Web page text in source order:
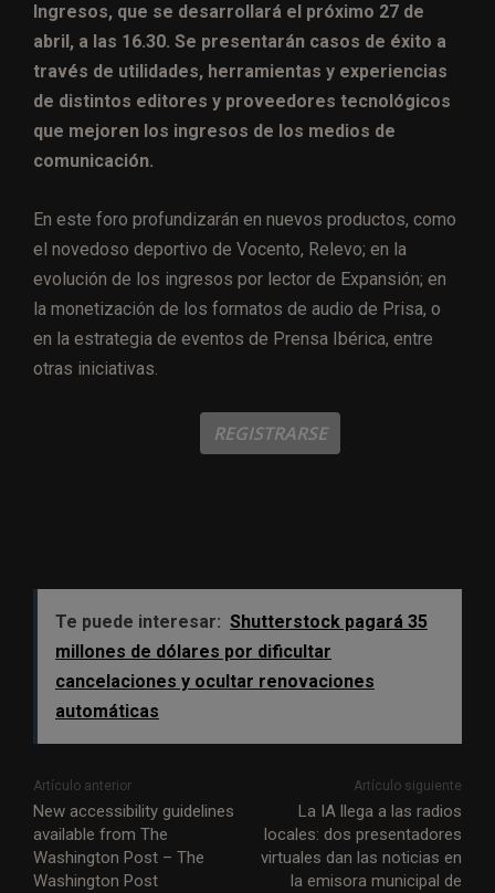
Ingresos, que se desarrollará el próximo 27 de
abril, a las 16.30. Se presentarán casos de éxito a
través de utilidades, herramientas y experiencias
de distintos editores y proveedores tecnológicos
que mejoren los ingresos de los medios de
comunicación.
En este foro profundizarán en nuevos productos, como
el novedoso deportivo de Vocento, Relevo; en la
evolución de los ingresos por lector de Expansión; en
la monetización de los formatos de audio de Prisa, o
en la estrategia de eventos de Prensa Ibérica, entre
otras iniciativas.
REGISTRARSE
Te puede interesar: Shutterstock pagará 35
millones de dólares por dificultar
cancelaciones y ocultar renovaciones
automáticas
Artículo anterior
New accessibility guidelines
available from The
Washington Post – The
Washington Post
Artículo siguiente
La IA llega a las radios
locales: dos presentadores
virtuales dan las noticias en
la emisora municipal de